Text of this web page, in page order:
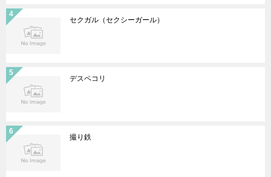
セクガル（セクシーガール）
デスペコリ
撮り鉄